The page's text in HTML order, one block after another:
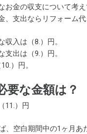
お金の収支について考
、支出ならリフォーム
入は（8.）円。
出は（9.）円。
）円。
要な金額は？
11.）円
、空白期間中の1ヶ月